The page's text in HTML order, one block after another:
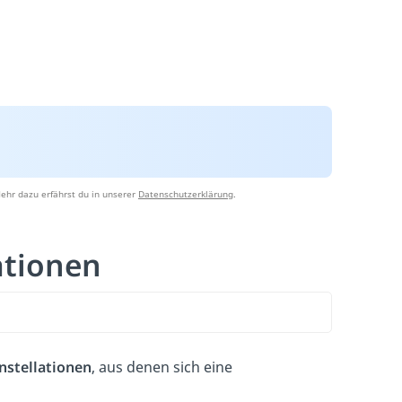
dazu erfährst du in unserer Datenschutzerklärung.
, aus denen sich eine